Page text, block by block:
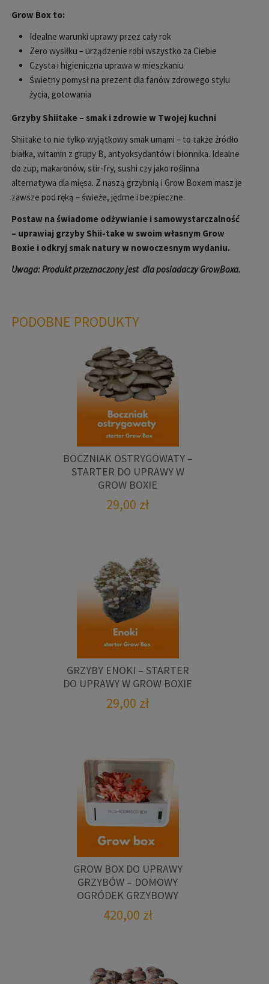
Grow Box to:
Idealne warunki uprawy przez cały rok
Zero wysiłku – urządzenie robi wszystko za Ciebie
Czysta i higieniczna uprawa w mieszkaniu
Świetny pomysł na prezent dla fanów zdrowego stylu
życia, gotowania
Grzyby Shiitake – smak i zdrowie w Twojej kuchni
Shiitake to nie tylko wyjątkowy smak umami – to także źródło
białka, witamin z grupy B, antyoksydantów i błonnika. Idealne
do zup, makaronów, stir-fry, sushi czy jako roślinna
alternatywa dla mięsa. Z naszą grzybnią i Grow Boxem masz je
zawsze pod ręką – świeże, jędrne i bezpieczne.
Postaw na świadome odżywianie i samowystarczalność
– uprawiaj grzyby Shii-take w swoim własnym Grow
Boxie i odkryj smak natury w nowoczesnym wydaniu.
Uwaga: Produkt przeznaczony jest dla posiadaczy GrowBoxa.
PODOBNE PRODUKTY
BOCZNIAK OSTRYGOWATY –
STARTER DO UPRAWY W
GROW BOXIE
29,00 zł
GRZYBY ENOKI – STARTER
DO UPRAWY W GROW BOXIE
29,00 zł
GROW BOX DO UPRAWY
GRZYBÓW – DOMOWY
OGRÓDEK GRZYBOWY
420,00 zł